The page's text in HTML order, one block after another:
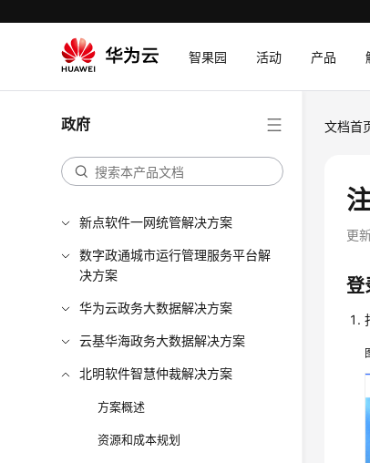
智果园 活动 产品
政府
新点软件一网统管解决方案
数字政通城市运行管理服务平台解
决方案
华为云政务大数据解决方案
云基华海政务大数据解决方案
北明软件智慧仲裁解决方案
方案概述
资源和成本规划
文档首
更
登